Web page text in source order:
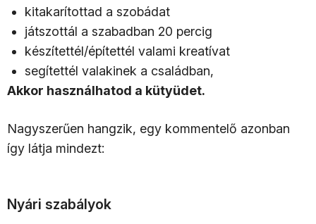
kitakarítottad a szobádat
játszottál a szabadban 20 percig
készítettél/építettél valami kreatívat
segítettél valakinek a családban,
Akkor használhatod a kütyüdet.
Nagyszerűen hangzik, egy kommentelő azonban
így látja mindezt:
Nyári szabályok